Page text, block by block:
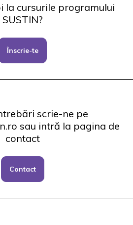
la cursurile programului
SUSTIN?
Înscrie-te
scrie-ne pe
sau intră la pagina de
contact
Contact